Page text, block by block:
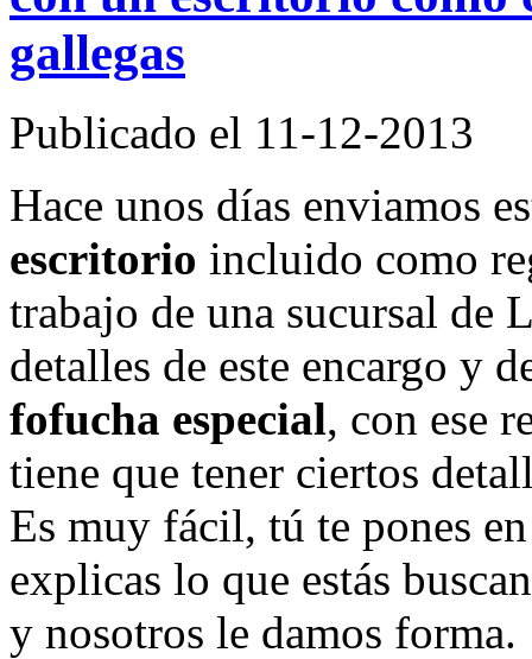
gallegas
Publicado el 11-12-2013
Hace unos días enviamos
escritorio incluido como
trabajo de una sucursal de
detalles de este encargo y
fofucha especial, con ese
tiene que tener ciertos
Es muy fácil, tú te pones
explicas lo que estás
y nosotros le damos forma.